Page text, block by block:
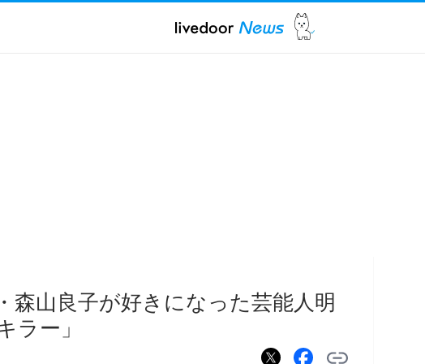
森山良子が好きになった芸能人明
ラー」